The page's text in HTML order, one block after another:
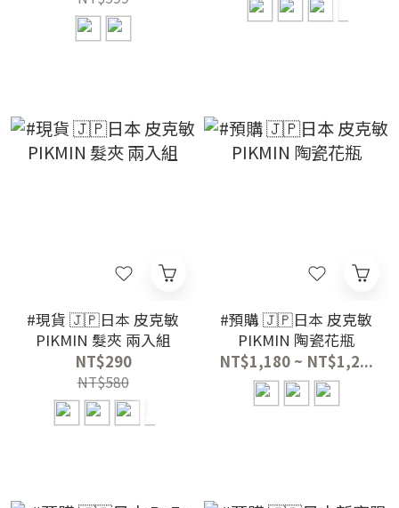
#現貨 🇯🇵日本 皮克敏
PIKMIN 髮夾 兩入組
NT$290
NT$580
#預購 🇯🇵日本 皮克敏
PIKMIN 陶瓷花瓶
NT$1,180 ~ NT$1,2...